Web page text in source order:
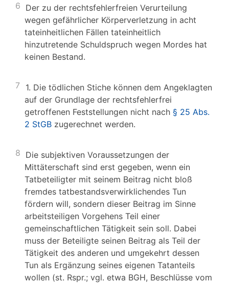
6 Der zu der rechtsfehlerfreien Verurteilung
wegen gefährlicher Körperverletzung in acht
tateinheitlichen Fällen tateinheitlich
hinzutretende Schuldspruch wegen Mordes hat
keinen Bestand.
7
1. Die tödlichen Stiche können dem Angeklagten
auf der Grundlage der rechtsfehlerfrei
getroffenen Feststellungen nicht nach § 25 Abs.
2 StGB zugerechnet werden.
8 Die subjektiven Voraussetzungen der
Mittäterschaft sind erst gegeben, wenn ein
Tatbeteiligter mit seinem Beitrag nicht bloß
fremdes tatbestandsverwirklichendes Tun
fördern will, sondern dieser Beitrag im Sinne
arbeitsteiligen Vorgehens Teil einer
gemeinschaftlichen Tätigkeit sein soll. Dabei
muss der Beteiligte seinen Beitrag als Teil der
Tätigkeit des anderen und umgekehrt dessen
Tun als Ergänzung seines eigenen Tatanteils
wollen (st. Rspr.; vgl. etwa BGH, Beschlüsse vom